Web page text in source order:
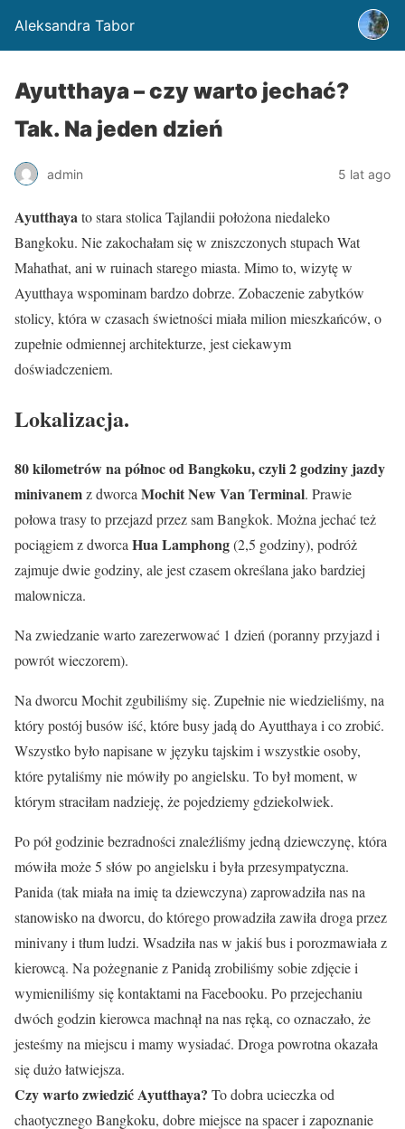
Aleksandra Tabor
Ayutthaya – czy warto jechać?
Tak. Na jeden dzień
admin 5 lat ago
Ayutthayato stara stolica Tajlandii położona niedaleko
Bangkoku. Nie zakochałam się w zniszczonych stupach Wat
Mahathat, ani w ruinach starego miasta. Mimo to, wizytę w
Ayutthaya wspominam bardzo dobrze. Zobaczenie zabytków
stolicy, która w czasach świetności miała milion mieszkańców, o
zupełnie odmiennej architekturze, jest ciekawym
doświadczeniem.
Lokalizacja.
80 kilometrów na północ od Bangkoku,czyli 2 godziny jazdy
minivanemz dworca Mochit New Van Terminal. Prawie
połowa trasy to przejazd przez sam Bangkok. Można jechać też
pociągiem z dworca Hua Lamphong(2,5 godziny), podróż
zajmuje dwie godziny, ale jest czasem określana jako bardziej
malownicza.
Na zwiedzanie warto zarezerwować 1 dzień (poranny przyjazd i
powrót wieczorem).
Na dworcu Mochit zgubiliśmy się. Zupełnie nie wiedzieliśmy, na
który postój busów iść, które busy jadą do Ayutthaya i co zrobić.
Wszystko było napisane w języku tajskim i wszystkie osoby,
które pytaliśmy nie mówiły po angielsku. To był moment, w
którym straciłam nadzieję, że pojedziemy gdziekolwiek.
Po pół godzinie bezradności znaleźliśmy jedną dziewczynę, która
mówiła może 5 słów po angielsku i była przesympatyczna.
Panida (tak miała na imię ta dziewczyna) zaprowadziła nas na
stanowisko na dworcu, do którego prowadziła zawiła droga przez
minivany i tłum ludzi. Wsadziła nas w jakiś bus i porozmawiała z
kierowcą. Na pożegnanie z Panidą zrobiliśmy sobie zdjęcie i
wymieniliśmy się kontaktami na Facebooku. Po przejechaniu
dwóch godzin kierowca machnął na nas ręką, co oznaczało, że
jesteśmy na miejscu i mamy wysiadać. Droga powrotna okazała
się dużo łatwiejsza.
Czy warto zwiedzić Ayutthaya? To dobra ucieczka od
chaotycznego Bangkoku, dobre miejsce na spacer i zapoznanie